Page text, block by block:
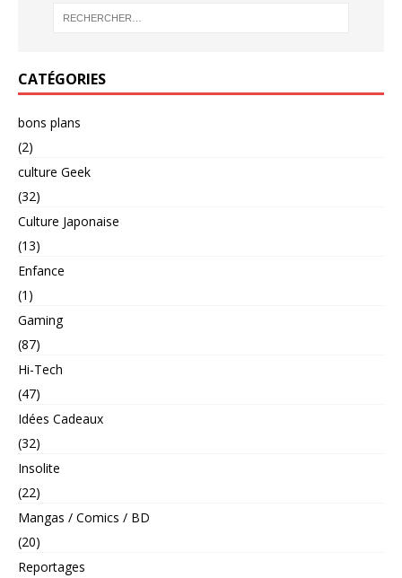
CATÉGORIES
bons plans
(2)
culture Geek
(32)
Culture Japonaise
(13)
Enfance
(1)
Gaming
(87)
Hi-Tech
(47)
Idées Cadeaux
(32)
Insolite
(22)
Mangas / Comics / BD
(20)
Reportages